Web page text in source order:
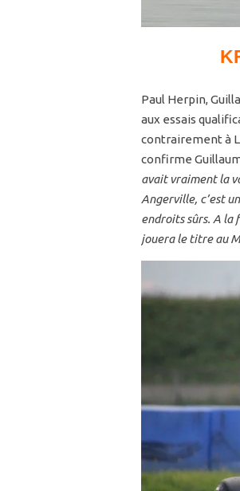
Paul Herpin,
aux essais
contrairement à
confirme
avait vraiment la
Angerville, c’est
endroits sûrs. A la
jouera le titre au